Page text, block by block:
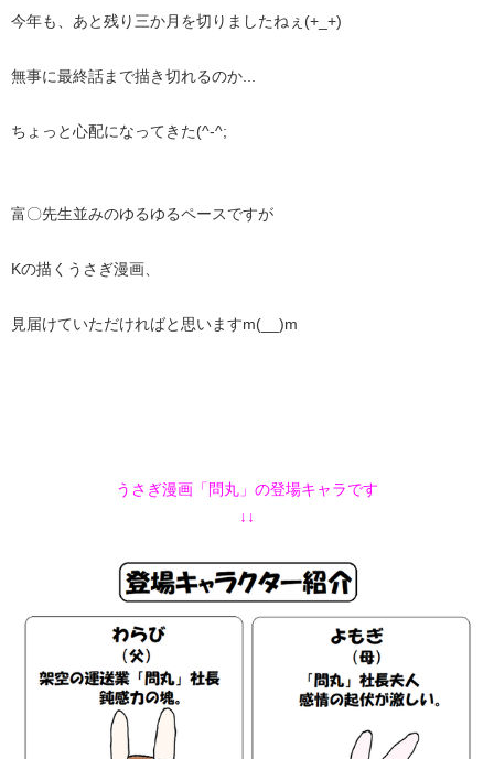
今年も、あと残り三か月を切りましたねぇ(+_+)
無事に最終話まで描き切れるのか...
ちょっと心配になってきた(^-^;
富〇先生並みのゆるゆるペースですが
Kの描くうさぎ漫画、
見届けていただければと思いますm(__)m
うさぎ漫画「問丸」の登場キャラです
↓↓